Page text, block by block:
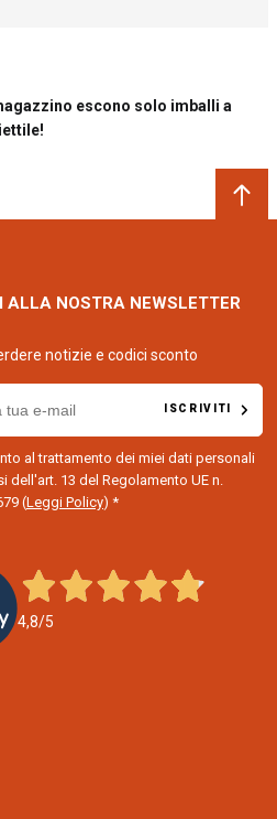
escono solo imballi a
ALLA NOSTRA NEWSLETTER
notizie e codici sconto
ISCRIVITI
al trattamento dei miei dati personali
dell'art. 13 del Regolamento UE n.
(Leggi Policy)
4,8/5